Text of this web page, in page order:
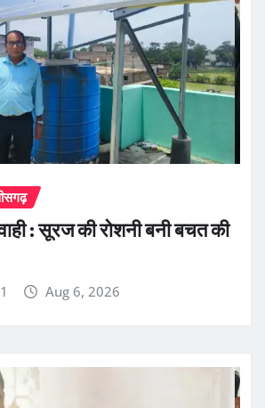
: सूरज की रोशनी बनी बचत की
Aug 6, 2026